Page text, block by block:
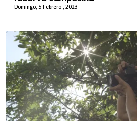
Domingo, 5 Febrero , 2023